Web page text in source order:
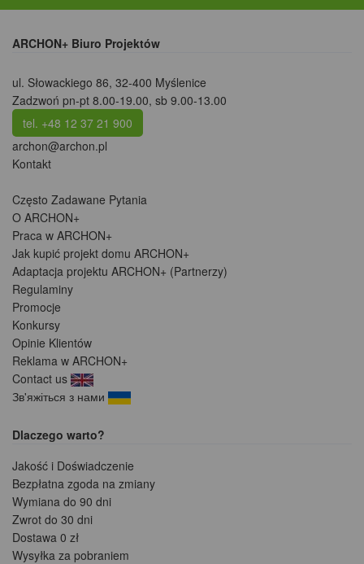
ARCHON+ Biuro Projektów
ul. Słowackiego 86, 32-400 Myślenice
Zadzwoń pn-pt 8.00-19.00, sb 9.00-13.00
tel. +48 12 37 21 900
archon@archon.pl
Kontakt
Często Zadawane Pytania
O ARCHON+
Praca w ARCHON+
Jak kupić projekt domu ARCHON+
Adaptacja projektu ARCHON+ (Partnerzy)
Regulaminy
Promocje
Konkursy
Opinie Klientów
Reklama w ARCHON+
Contact us
Зв'яжіться з нами
Dlaczego warto?
Jakość i Doświadczenie
Bezpłatna zgoda na zmiany
Wymiana do 90 dni
Zwrot do 30 dni
Dostawa 0 zł
Wysyłka za pobraniem